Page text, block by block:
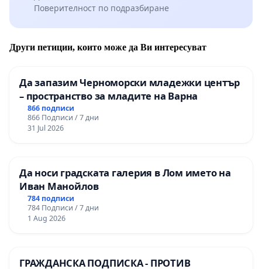
Поверителност по подразбиране
Други петиции, които може да Ви интересуват
Да запазим Черноморски младежки център
– пространство за младите на Варна
866 подписи
866 Подписи / 7 дни
31 Jul 2026
Да носи градската галерия в Лом името на
Иван Манойлов
784 подписи
784 Подписи / 7 дни
1 Aug 2026
ГРАЖДАНСКА ПОДПИСКА - ПРОТИВ